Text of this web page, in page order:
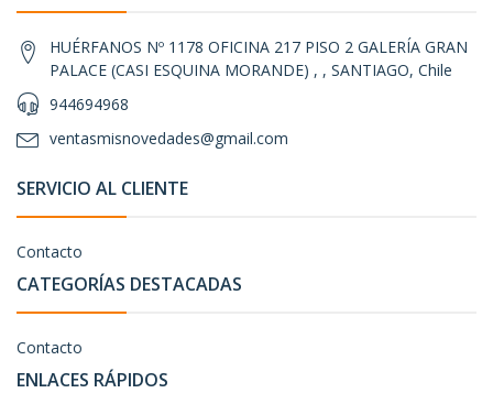
HUÉRFANOS Nº 1178 OFICINA 217 PISO 2 GALERÍA GRAN
PALACE (CASI ESQUINA MORANDE) , , SANTIAGO, Chile
944694968
ventasmisnovedades@gmail.com
SERVICIO AL CLIENTE
Contacto
CATEGORÍAS DESTACADAS
Contacto
ENLACES RÁPIDOS